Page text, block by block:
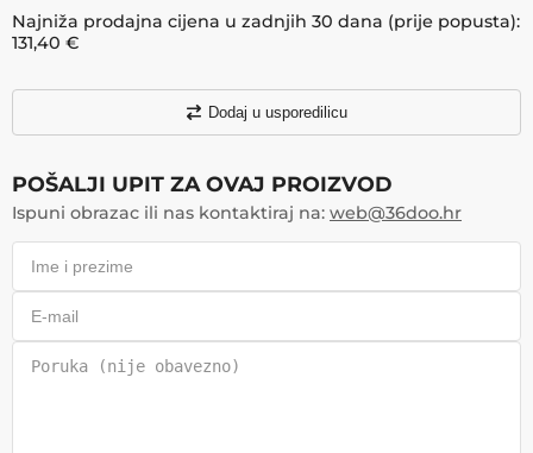
Najniža prodajna cijena u zadnjih 30 dana (prije popusta):
131,40 €
Dodaj u usporedilicu
POŠALJI UPIT ZA OVAJ PROIZVOD
Ispuni obrazac ili nas kontaktiraj na: web@36doo.hr